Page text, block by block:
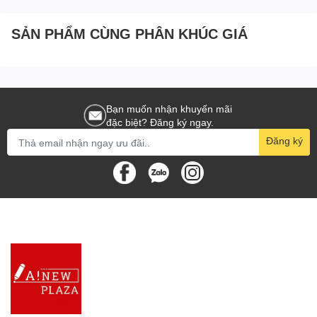
hoặc giấy chuyên dụng cho viết
Đầu bi nhỏ cho nét chữ thanh mảnh.
Cơ chế bấm nằm gọn dưới giắt bút, giúp thuận tay khi sử
Thay ruột khi hết mực.
Mua Bút Gel Deli G12 gần
Đồng Nai ?
Văn phòng phẩm Biên Hòa, Đồng Nai - ANEW Plaza chuyên cung
cấp các loạibút gel đủ các thương hiệu như Bút gel Thiên
Long, bút gel MG, bút bgel Deli và rất nhiều thương hiệu
SẢN PHẨM CÙNG PHÂN KHÚC GIÁ
Bạn muốn nhận khuyến mãi
đặc biệt? Đăng ký ngay.
Đăng ký